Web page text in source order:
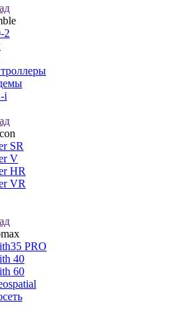
2
i
SR
V
HR
VR
PRO
40
60